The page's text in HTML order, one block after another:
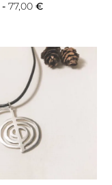
- 77,00€Rango
desde